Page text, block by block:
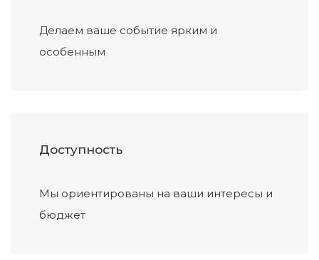
Делаем ваше событие ярким и
особенным
Доступность
Мы ориентированы на ваши интересы и
бюджет